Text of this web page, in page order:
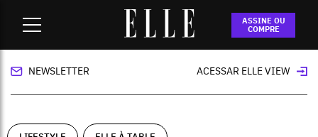
ASSINE OU
COMPRE
Conheça a primavera amarga de Beck’s
NEWSLETTER ACESSAR ELLE VIEW